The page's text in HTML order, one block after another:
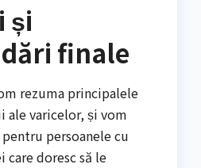
și
finale
rezuma principalele
ale varicelor, și vom
persoanele cu
care doresc să le